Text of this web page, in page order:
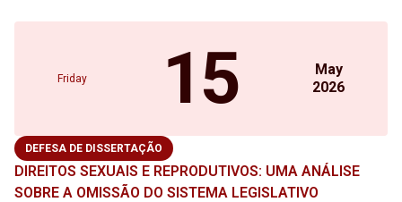
Friday 15
May
2026
DEFESA DE DISSERTAÇÃO
DIREITOS SEXUAIS E REPRODUTIVOS: UMA ANÁLISE
SOBRE A OMISSÃO DO SISTEMA LEGISLATIVO